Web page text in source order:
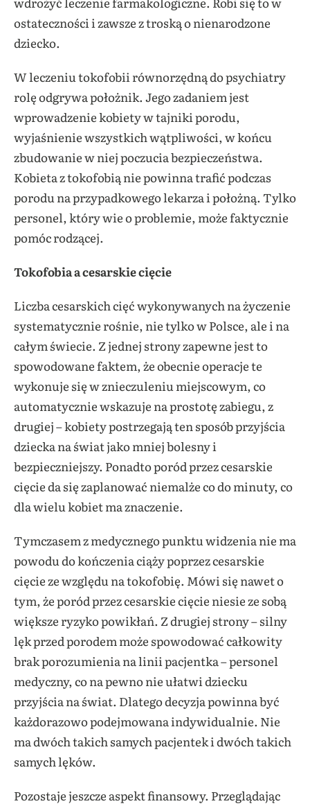
ostateczności i zawsze z troską o nienarodzone
dziecko.
W leczeniu tokofobii równorzędną do psychiatry
rolę odgrywa położnik. Jego zadaniem jest
wprowadzenie kobiety w tajniki porodu,
wyjaśnienie wszystkich wątpliwości, w końcu
zbudowanie w niej poczucia bezpieczeństwa.
Kobieta z tokofobią nie powinna trafić podczas
porodu na przypadkowego lekarza i położną. Tylko
personel, który wie o problemie, może faktycznie
pomóc rodzącej.
Tokofobia a cesarskie cięcie
Liczba cesarskich cięć wykonywanych na życzenie
systematycznie rośnie, nie tylko w Polsce, ale i na
całym świecie. Z jednej strony zapewne jest to
spowodowane faktem, że obecnie operacje te
wykonuje się w znieczuleniu miejscowym, co
automatycznie wskazuje na prostotę zabiegu, z
drugiej – kobiety postrzegają ten sposób przyjścia
dziecka na świat jako mniej bolesny i
bezpieczniejszy. Ponadto poród przez cesarskie
cięcie da się zaplanować niemalże co do minuty, co
dla wielu kobiet ma znaczenie.
Tymczasem z medycznego punktu widzenia nie ma
powodu do kończenia ciąży poprzez cesarskie
cięcie ze względu na tokofobię. Mówi się nawet o
tym, że poród przez cesarskie cięcie niesie ze sobą
większe ryzyko powikłań. Z drugiej strony – silny
lęk przed porodem może spowodować całkowity
brak porozumienia na linii pacjentka – personel
medyczny, co na pewno nie ułatwi dziecku
przyjścia na świat. Dlatego decyzja powinna być
każdorazowo podejmowana indywidualnie. Nie
ma dwóch takich samych pacjentek i dwóch takich
samych lęków.
Pozostaje jeszcze aspekt finansowy. Przeglądając